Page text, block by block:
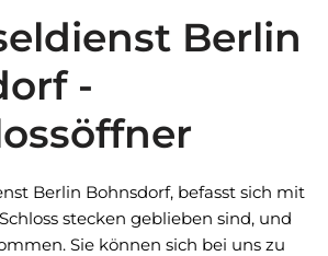
Berlin
-
Berlin Bohnsdorf, befasst sich mit
stecken geblieben sind, und
Sie können sich bei uns zu